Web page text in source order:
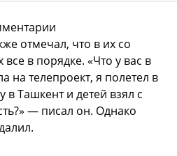
отмечал, что в их со
в порядке. «Что у вас в
на телепроект, я полетел в
Ташкент и детей взял с
— писал он. Однако